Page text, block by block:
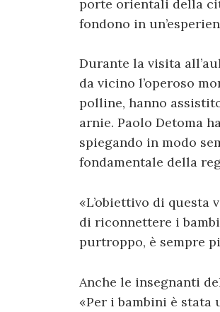
porte orientali della
fondono in
Durante la visita
da vicino l’operoso
polline, hanno
arnie. Paolo Detoma
spiegando in modo
fondamentale della
«L’obiettivo di questa
di riconnettere i
purtroppo, è sempre
Anche le insegnanti
«Per i bambini è stata